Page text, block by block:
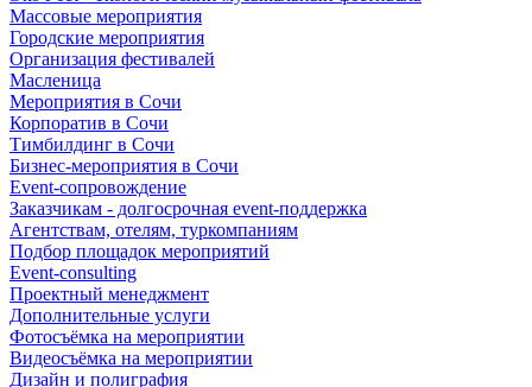
Массовые мероприятия
Городские мероприятия
Организация фестивалей
Масленица
Мероприятия в Сочи
Корпоратив в Сочи
Тимбилдинг в Сочи
Бизнес-мероприятия в Сочи
Event-сопровождение
Заказчикам - долгосрочная event-поддержка
Агентствам, отелям, туркомпаниям
Подбор площадок мероприятий
Event-consulting
Проектный менеджмент
Дополнительные услуги
Фотосъёмка на мероприятии
Видеосъёмка на мероприятии
Дизайн и полиграфия